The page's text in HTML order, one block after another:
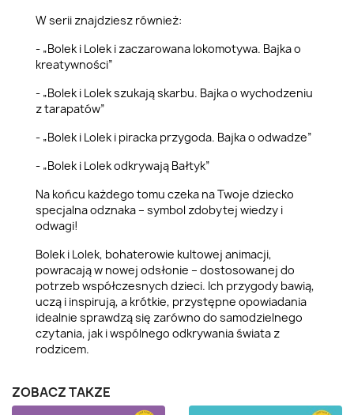
W serii znajdziesz również:
- „Bolek i Lolek i zaczarowana lokomotywa. Bajka o
kreatywności”
- „Bolek i Lolek szukają skarbu. Bajka o wychodzeniu
z tarapatów”
- „Bolek i Lolek i piracka przygoda. Bajka o odwadze”
- „Bolek i Lolek odkrywają Bałtyk”
Na końcu każdego tomu czeka na Twoje dziecko
specjalna odznaka – symbol zdobytej wiedzy i
odwagi!
Bolek i Lolek, bohaterowie kultowej animacji,
powracają w nowej odsłonie – dostosowanej do
potrzeb współczesnych dzieci. Ich przygody bawią,
uczą i inspirują, a krótkie, przystępne opowiadania
idealnie sprawdzą się zarówno do samodzielnego
czytania, jak i wspólnego odkrywania świata z
rodzicem.
ZOBACZ TAKŻE